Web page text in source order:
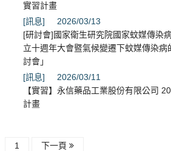
實習計畫
[訊息]
2026/03/13
[研討會]國家衛生研究院國家蚊媒傳染
立十週年大會暨氣候變遷下蚊媒傳染病
討會」
[訊息]
2026/03/11
【實習】永信藥品工業股份有限公司
計畫
1 下一頁